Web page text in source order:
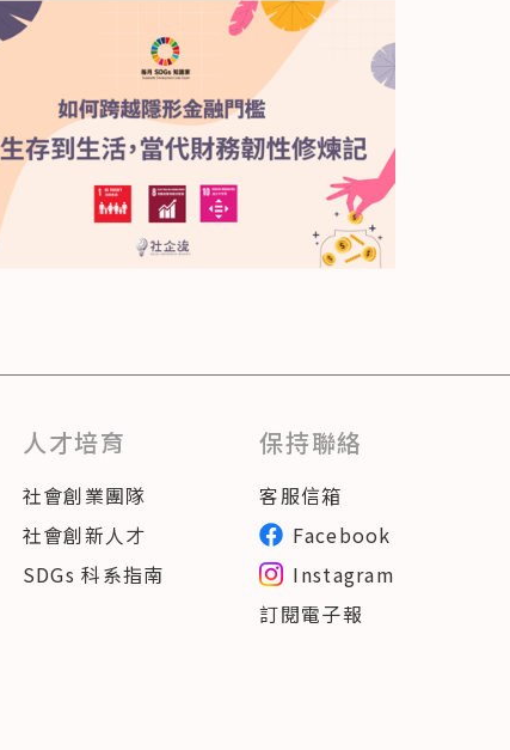
人才培育
社會創業團隊
社會創新人才
SDGs 科系指南
保持聯絡
客服信箱
Facebook
Instagram
訂閱電子報